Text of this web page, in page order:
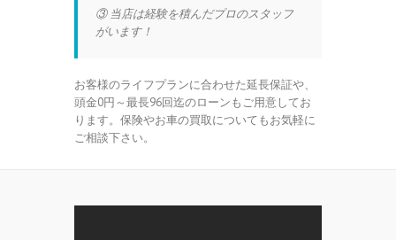
③ 当店は経験を積んだプロのスタッフ
がいます！
お客様のライフプランに合わせた延長保証や、
頭金0円～最長96回迄のローンもご用意してお
ります。保険やお車の買取についてもお気軽に
ご相談下さい。